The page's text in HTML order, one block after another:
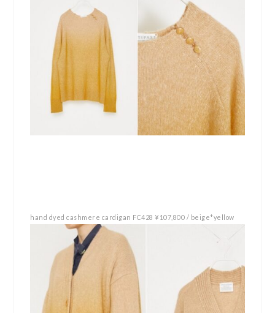
hand dyed cashmere cardigan FC428 ¥107,800 / beige*yellow